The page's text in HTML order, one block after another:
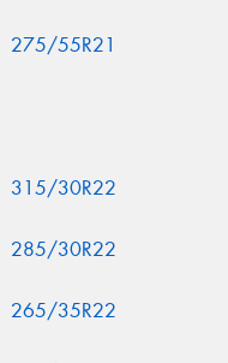
275/55R21
315/30R22
285/30R22
265/35R22